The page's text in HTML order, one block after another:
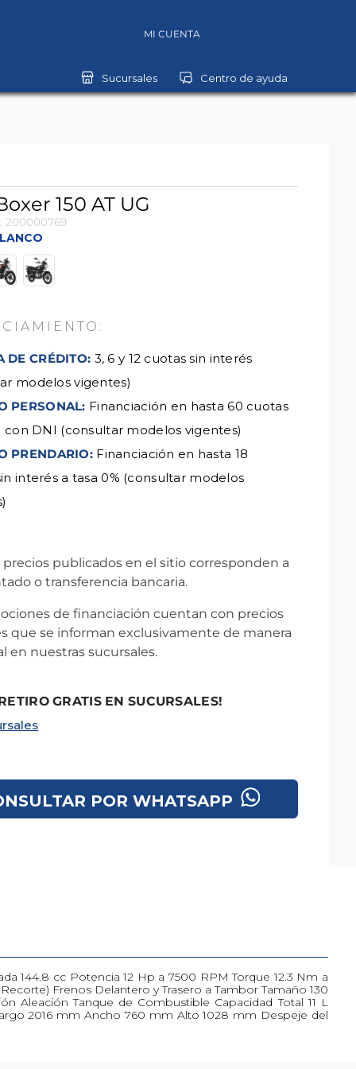
MI CUENTA
150 AT UG
: 200000769
DE CRÉDITO: 3, 6 y 12 cuotas sin interés
modelos vigentes)
PERSONAL: Financiación en hasta 60 cuotas
con DNI (consultar modelos vigentes)
PRENDARIO: Financiación en hasta 18
interés a tasa 0% (consultar modelos
precios publicados en el sitio corresponden a
o transferencia bancaria.
de financiación cuentan con precios
que se informan exclusivamente de manera
en nuestras sucursales.
GRATIS EN SUCURSALES!
POR WHATSAPP
144.8 cc Potencia 12 Hp a 7500 RPM Torque 12.3 Nm a
Frenos Delantero y Trasero a Tambor Tamaño 130
Aleación Tanque de Combustible Capacidad Total 11 L
2016 mm Ancho 760 mm Alto 1028 mm Despeje del